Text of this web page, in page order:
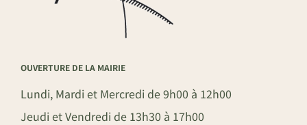
OUVERTURE DE LA MAIRIE
Lundi, Mardi et Mercredi de 9h00 à 12h00
Jeudi et Vendredi de 13h30 à 17h00